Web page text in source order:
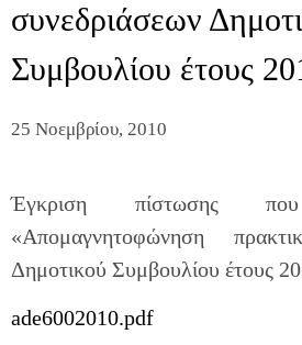
συνεδριάσεων
Συμβουλίου έτους
25 Νοεμβρίου, 2010
Έγκριση πίστωσης
«Απομαγνητοφώνηση
Δημοτικού Συμβουλίου έτους
ade6002010.pdf